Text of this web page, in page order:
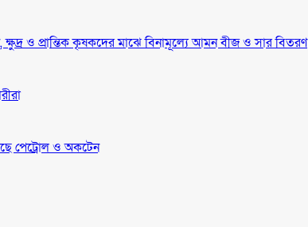
ও প্রান্তিক কৃষকদের মাঝে বিনামূল্যে আমন বীজ ও সার বিতরণ
পেট্রোল ও অকটেন